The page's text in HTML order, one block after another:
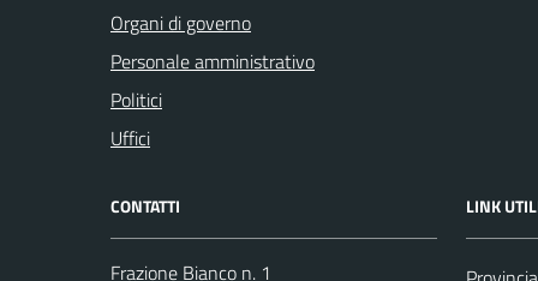
Organi di governo
Personale amministrativo
Politici
Uffici
CONTATTI
Frazione Bianco n. 1
LINK